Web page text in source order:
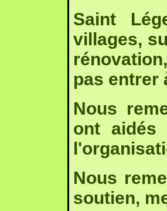
Saint
villages,
pas entrer
Nous
ont aidés
Nous
soutien,